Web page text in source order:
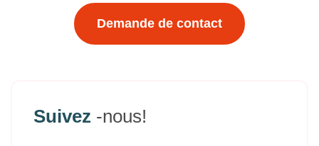
Demande de contact
Suivez -nous!